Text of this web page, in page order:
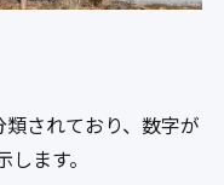
されており、数字が
ます。